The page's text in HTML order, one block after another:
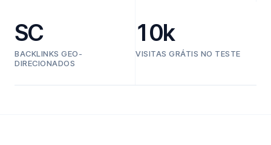
SC
BACKLINKS GEO-
DIRECIONADOS
10k
VISITAS GRÁTIS NO TESTE